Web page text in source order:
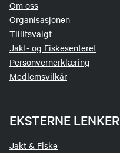
Om oss
Organisasjonen
Tillitsvalgt
Jakt- og Fiskesenteret
Personvernerklæring
Medlemsvilkår
EKSTERNE LENKER
Jakt & Fiske